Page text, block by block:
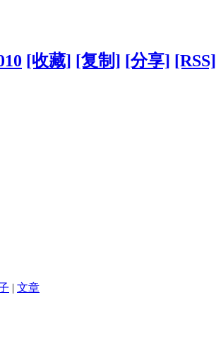
[收藏] [复制] [分享] [RSS]
| 文章